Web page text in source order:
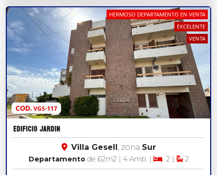
COD.VGS-117
HERMOSO DEPARTAMENTO EN VENTA
EXCELENTE
VENTA
EDIFICIO JARDIN
Villa Gesell , zona Sur
Departamentode 62m2| 4 Amb. | 2 | 2